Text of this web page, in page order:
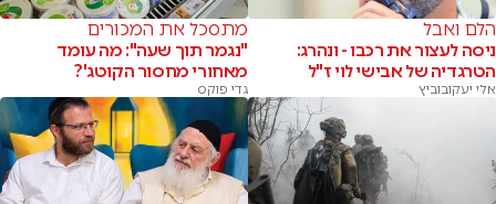
הלם ואבל
ניסה לעצור את רכבו - ונהרג:
הטרגדיה של אבישי לוי ז"ל
אלי יעקובוביץ
מתסכל את המכורים
"נגמר תוך שעה": מה עומד
מאחורי מחסור הקוטג'?
גדי פוקס